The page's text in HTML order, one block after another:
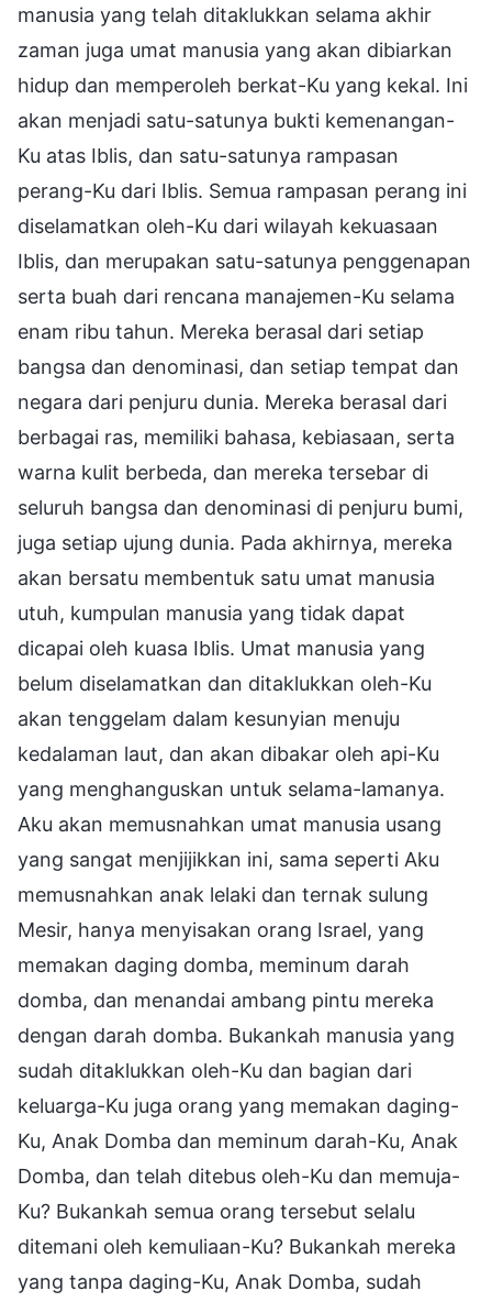
manusia yang telah ditaklukkan selama akhir
zaman juga umat manusia yang akan dibiarkan
hidup dan memperoleh berkat-Ku yang kekal. Ini
akan menjadi satu-satunya bukti kemenangan-
Ku atas Iblis, dan satu-satunya rampasan
perang-Ku dari Iblis. Semua rampasan perang ini
diselamatkan oleh-Ku dari wilayah kekuasaan
Iblis, dan merupakan satu-satunya penggenapan
serta buah dari rencana manajemen-Ku selama
enam ribu tahun. Mereka berasal dari setiap
bangsa dan denominasi, dan setiap tempat dan
negara dari penjuru dunia. Mereka berasal dari
berbagai ras, memiliki bahasa, kebiasaan, serta
warna kulit berbeda, dan mereka tersebar di
seluruh bangsa dan denominasi di penjuru bumi,
juga setiap ujung dunia. Pada akhirnya, mereka
akan bersatu membentuk satu umat manusia
utuh, kumpulan manusia yang tidak dapat
dicapai oleh kuasa Iblis. Umat manusia yang
belum diselamatkan dan ditaklukkan oleh-Ku
akan tenggelam dalam kesunyian menuju
kedalaman laut, dan akan dibakar oleh api-Ku
yang menghanguskan untuk selama-lamanya.
Aku akan memusnahkan umat manusia usang
yang sangat menjijikkan ini, sama seperti Aku
memusnahkan anak lelaki dan ternak sulung
Mesir, hanya menyisakan orang Israel, yang
memakan daging domba, meminum darah
domba, dan menandai ambang pintu mereka
dengan darah domba. Bukankah manusia yang
sudah ditaklukkan oleh-Ku dan bagian dari
keluarga-Ku juga orang yang memakan daging-
Ku, Anak Domba dan meminum darah-Ku, Anak
Domba, dan telah ditebus oleh-Ku dan memuja-
Ku? Bukankah semua orang tersebut selalu
ditemani oleh kemuliaan-Ku? Bukankah mereka
yang tanpa daging-Ku, Anak Domba, sudah